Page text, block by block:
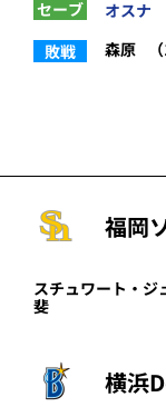
セーブ
オスナ
敗戦
森原
福岡
スチュワート・ジ
斐
横浜